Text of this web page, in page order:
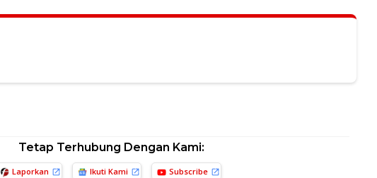
Tetap Terhubung Dengan Kami:
Laporkan Ikuti Kami Subscribe